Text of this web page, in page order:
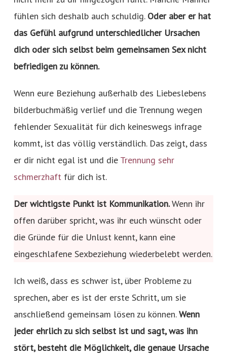
fühlen sich deshalb auch schuldig. Oder aber er hat
das Gefühl aufgrund unterschiedlicher Ursachen
dich oder sich selbst beim gemeinsamen Sex nicht
befriedigen zu können.
Wenn eure Beziehung außerhalb des Liebeslebens
bilderbuchmäßig verlief und die Trennung wegen
fehlender Sexualität für dich keineswegs infrage
kommt, ist das völlig verständlich. Das zeigt, dass
er dir nicht egal ist und die Trennung sehr
schmerzhaft für dich ist.
Der wichtigste Punkt ist Kommunikation.Wenn ihr
offen darüber spricht, was ihr euch wünscht oder
die Gründe für die Unlust kennt, kann eine
eingeschlafene Sexbeziehung wiederbelebt werden.
Ich weiß, dass es schwer ist, über Probleme zu
sprechen, aber es ist der erste Schritt, um sie
anschließend gemeinsam lösen zu können.Wenn
jeder ehrlich zu sich selbst ist und sagt, was ihn
stört, besteht die Möglichkeit, die genaue Ursache